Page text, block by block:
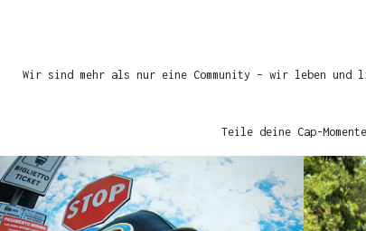
Wir sind mehr als nur eine Community – wir leben
Teile deine Cap-